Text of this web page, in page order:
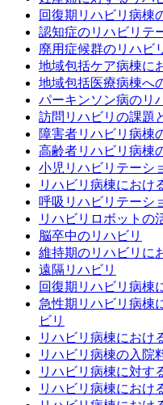
回復期リハビリ病棟
認知症のリハビリテ
廃用症候群のリハビ
地域包括ケア病棟に
地域包括医療病棟へ
パーキンソン病のリ
訪問リハビリの課題
障害者リハビリ病棟
高齢者リハビリ病棟
小児リハビリテーシ
リハビリ病棟におけ
呼吸リハビリテーシ
リハビリロボットの
脳卒中のリハビリ
維持期のリハビリに
遠隔リハビリ
回復期リハビリ病棟
急性期リハビリ病棟
ビリ
リハビリ病棟におけ
リハビリ病棟の入院
リハビリ病棟に対す
リハビリ病棟におけ